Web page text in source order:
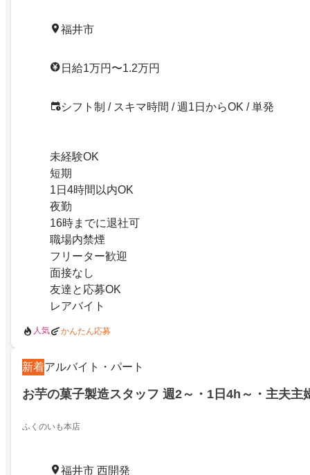
福井市
日給1万円〜1.2万円
シフト制 / スキマ時間 / 週1日からOK / 単発
未経験OK
短期
1日4時間以内OK
夜勤
16時までに退社可
職場内禁煙
フリーター歓迎
面接なし
友達と応募OK
レアバイト
人気 かんたん応募
新着アルバイト・パート
お芋の菓子製造スタッフ 週2～・1日4h～・主夫主
ふくのいも本店
福井市 西開発